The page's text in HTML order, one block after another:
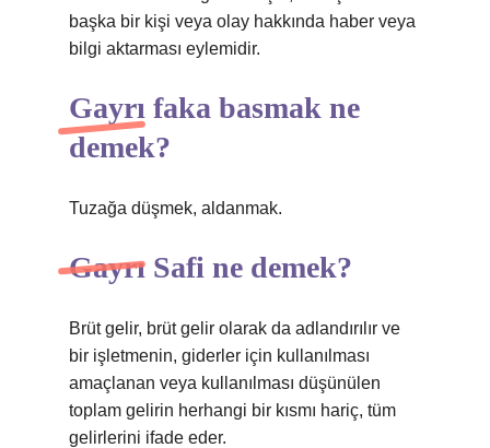
başka bir kişi veya olay hakkında haber veya
bilgi aktarması eylemidir.
Gayrı faka basmak ne
demek?
Tuzağa düşmek, aldanmak.
Gayrı Safi ne demek?
Brüt gelir, brüt gelir olarak da adlandırılır ve
bir işletmenin, giderler için kullanılması
amaçlanan veya kullanılması düşünülen
toplam gelirin herhangi bir kısmı hariç, tüm
gelirlerini ifade eder.